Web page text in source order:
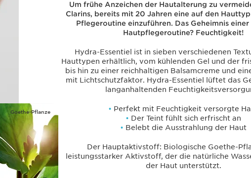
Goethe-Pflanze
Um frühe Anzeichen der Hautalterung zu
Clarins, bereits mit 20 Jahren eine auf den
Pflegeroutine einzuführen. Das Geheimnis
Hautpflegeroutine? Feuchtigkeit!
Hydra-Essentiel ist in sieben verschiedenen
Hauttypen erhältlich, vom kühlenden Gel und der
bis hin zu einer reichhaltigen Balsamcreme und
mit Lichtschutzfaktor. Hydra-Essentiel lüftet das
langanhaltenden
• Perfekt mit Feuchtigkeit versorgte
• Der Teint fühlt sich erfrischt an
• Belebt die Ausstrahlung der Haut
Der Hauptaktivstoff: Biologische Goethe-
leistungsstarker Aktivstoff, der die natürliche
der Haut unterstützt.